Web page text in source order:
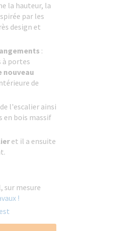
la hauteur, la
par les
design et
:
à portes
nouveau
de
l'escalier ainsi
en bois massif
et il a ensuite
sur mesure
!